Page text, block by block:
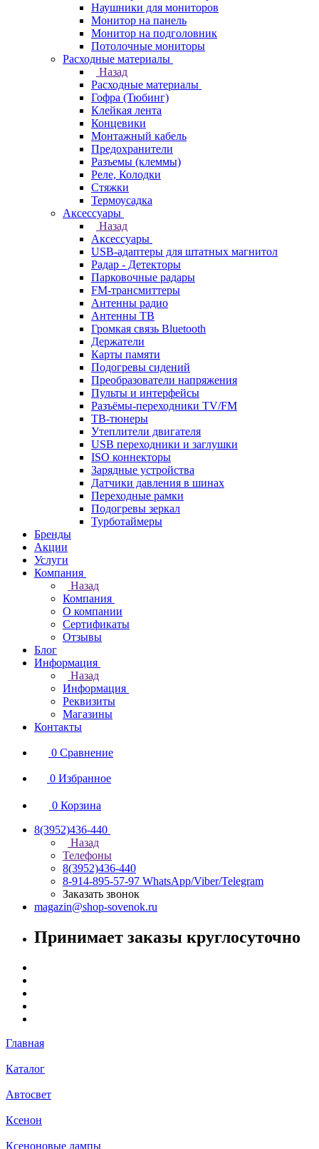
Наушники для мониторов
Монитор на панель
Монитор на подголовник
Потолочные мониторы
Расходные материалы
Назад
Расходные материалы
Гофра (Тюбинг)
Клейкая лента
Концевики
Монтажный кабель
Предохранители
Разъемы (клеммы)
Реле, Колодки
Стяжки
Термоусадка
Аксессуары
Назад
Аксессуары
USB-адаптеры для штатных магнитол
Радар - Детекторы
Парковочные радары
FM-трансмиттеры
Антенны радио
Антенны ТВ
Громкая связь Bluetooth
Держатели
Карты памяти
Подогревы сидений
Преобразователи напряжения
Пульты и интерфейсы
Разъёмы-переходники TV/FM
ТВ-тюнеры
Утеплители двигателя
USB переходники и заглушки
ISO коннекторы
Зарядные устройства
Датчики давления в шинах
Переходные рамки
Подогревы зеркал
Турботаймеры
Бренды
Акции
Услуги
Компания
Назад
Компания
О компании
Сертификаты
Отзывы
Блог
Информация
Назад
Информация
Реквизиты
Магазины
Контакты
0 Сравнение
0 Избранное
0 Корзина
8(3952)436-440
Назад
Телефоны
8(3952)436-440
8-914-895-57-97 WhatsApp/Viber/Telegram
Заказать звонок
magazin@shop-sovenok.ru
Принимает заказы круглосуточно
Главная
Каталог
Автосвет
Ксенон
Ксеноновые лампы